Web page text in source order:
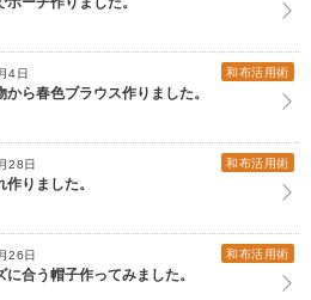
4日 和布活用術
から春色ブラウス作りました。
28日 和布活用術
りました。
26日 和布活用術
に合う帽子作ってみました。